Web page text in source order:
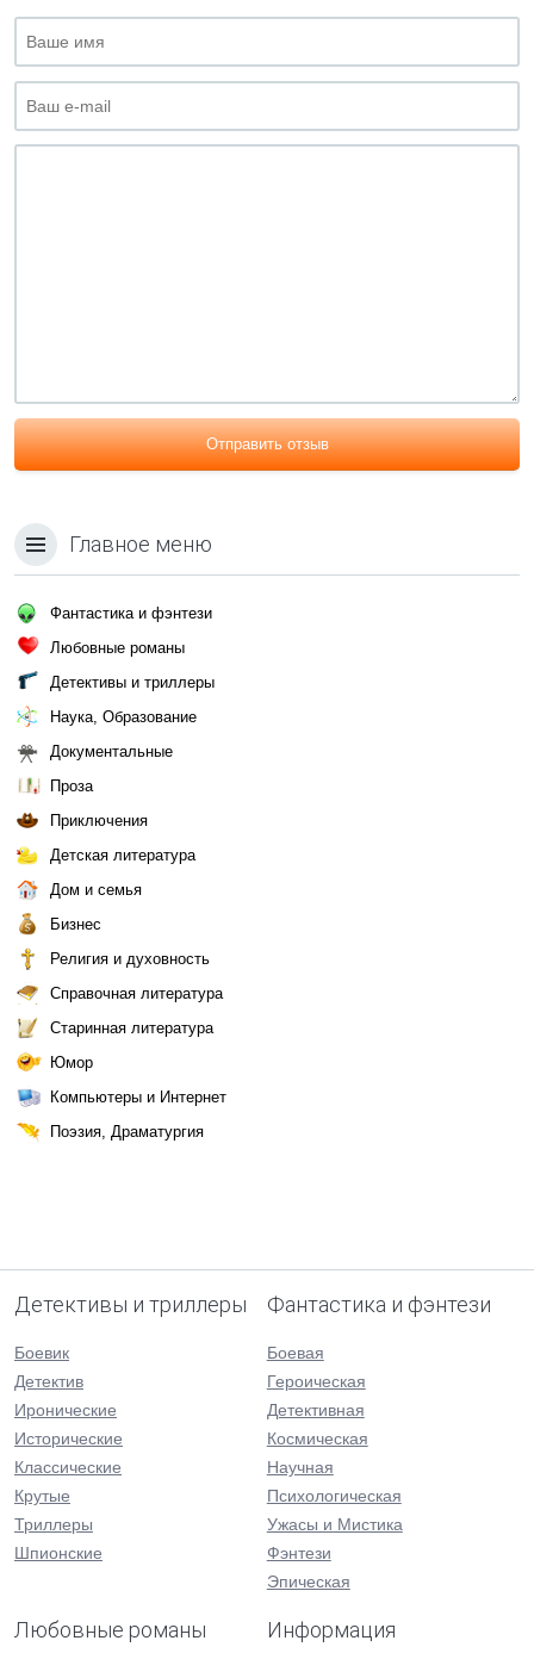
Отправить отзыв
Главное меню
Фантастика и фэнтези
Любовные романы
Детективы и триллеры
Наука, Образование
Документальные
Проза
Приключения
Детская литература
Дом и семья
Бизнес
Религия и духовность
Справочная литература
Старинная литература
Юмор
Компьютеры и Интернет
Поэзия, Драматургия
Детективы и триллеры
Боевик
Детектив
Иронические
Исторические
Классические
Крутые
Триллеры
Шпионские
Фантастика и фэнтези
Боевая
Героическая
Детективная
Космическая
Научная
Психологическая
Ужасы и Мистика
Фэнтези
Эпическая
Любовные романы Информация